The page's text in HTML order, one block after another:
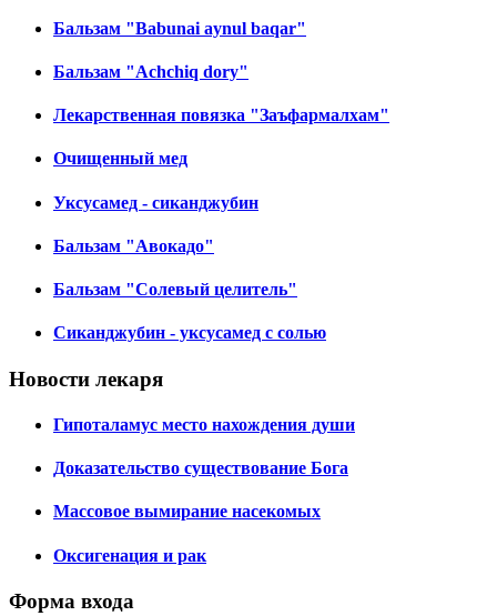
Бальзам "Babunai aynul baqar"
Бальзам "Achchiq dory"
Лекарственная повязка "Заъфармалхам"
Очищенный мед
Уксусамед - сиканджубин
Бальзам "Авокадо"
Бальзам "Солевый целитель"
Сиканджубин - уксусамед с солью
Новости лекаря
Гипоталамус место нахождения души
Доказательство существование Бога
Массовое вымирание насекомых
Оксигенация и рак
Форма входа